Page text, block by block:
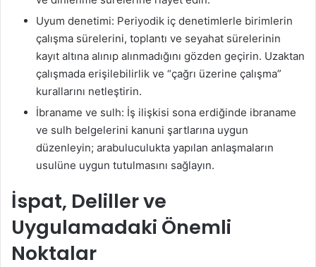
Uyum denetimi: Periyodik iç denetimlerle birimlerin
çalışma sürelerini, toplantı ve seyahat sürelerinin
kayıt altına alınıp alınmadığını gözden geçirin. Uzaktan
çalışmada erişilebilirlik ve “çağrı üzerine çalışma”
kurallarını netleştirin.
İbraname ve sulh: İş ilişkisi sona erdiğinde ibraname
ve sulh belgelerini kanuni şartlarına uygun
düzenleyin; arabuluculukta yapılan anlaşmaların
usulüne uygun tutulmasını sağlayın.
İspat, Deliller ve
Uygulamadaki Önemli
Noktalar